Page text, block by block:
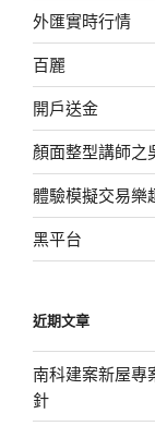
外匯實時行情
百麗
開戶送金
顏面整型講師之
體驗模擬交易樂
黑平台
近期文章
南科建案新屋專
針